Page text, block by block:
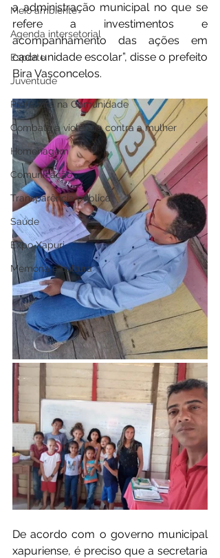
Meio ambiente
Agenda intersetorial
Esporte
Juventude
Prefeitura na Comunidade
Combate à violência contra a mulher
Homenagem
Comunicação
Transparência pública
Saúde
Expo Xapuri
Memória e cultura
a administração municipal no que se
refere a investimentos e
acompanhamento das ações em
cada unidade escolar”, disse o prefeito
Bira Vasconcelos.
De acordo com o governo municipal
xapuriense, é preciso que a secretaria